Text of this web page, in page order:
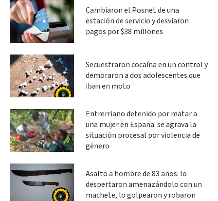
Cambiaron el Posnet de una
estación de servicio y desviaron
pagos por $38 millones
Secuestraron cocaína en un control y
demoraron a dos adolescentes que
iban en moto
Entrerriano detenido por matar a
una mujer en España: se agrava la
situación procesal por violencia de
género
Asalto a hombre de 83 años: lo
despertaron amenazándolo con un
machete, lo golpearon y robaron